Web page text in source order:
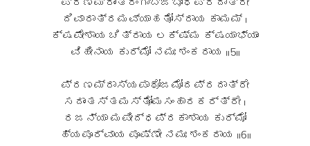
ದಿವಾರಾತ್ರಮವ್ಯಾಹತೋಸ್ರಾಯ ಕಾಮಮ್ ।
ಕ್ಷಪೇಶಾಯ ಚಿತ್ರಾಯ ಲಕ್ಷ್ಮ ಕ್ಷಯಾಭ್ಯಾಂ
ವಿಹೀನಾಯ ಕುರ್ಮೋ ನಮಃ ಶಂಕರಾಯ ॥5॥
ಪ್ರಣಮ್ರಾಸ್ಯಪಾಥೋಜಮೋದಪ್ರದಾತ್ರೇ
ಸದಾಂತಸ್ತಮಸ್ತೋಮಸಂಹಾರಕರ್ತ್ರೇ ।
ರಜನ್ಯಾ ಮಪೀದ್ಧಪ್ರಕಾಶಾಯ ಕುರ್ಮೋ
ಹ್ಯಪೂರ್ವಾಯ ಪೂಷ್ಣೇ ನಮಃ ಶಂಕರಾಯ ॥6॥